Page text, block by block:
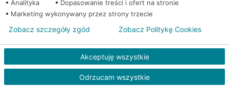
Pyskowice, Armii Krajowej
25
Bankomat (Planet
Cash)
Pyskowice, Piłsudskiego 1 Bankomat (Planet Cash)
Pyskowice, Szopena 9a Bankomat (Planet Cash)
Analityka
Dopasowanie treści i ofert na stronie
Marketing wykonywany przez strony trzecie
Akceptuję wszystkie
Odrzucam wszystkie
Zobacz szczegóły zgód Zobacz Politykę Cookies